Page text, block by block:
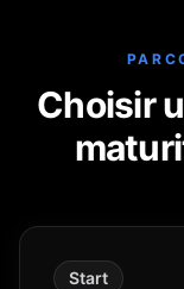
Choisir
Start